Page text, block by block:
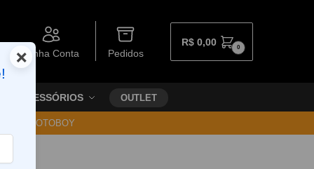
Minha Conta Pedidos
R$ 0,00 0
ACESSÓRIOS OUTLET
VIA MOTOBOY
×